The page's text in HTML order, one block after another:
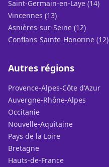
Saint-Germain-en-Laye (14)
Vincennes (13)
Asnières-sur-Seine (12)
Conflans-Sainte-Honorine (12)
Autres régions
Provence-Alpes-Côte d'Azur
Auvergne-Rhône-Alpes
Occitanie
Nouvelle-Aquitaine
Pays de la Loire
Bretagne
Hauts-de-France